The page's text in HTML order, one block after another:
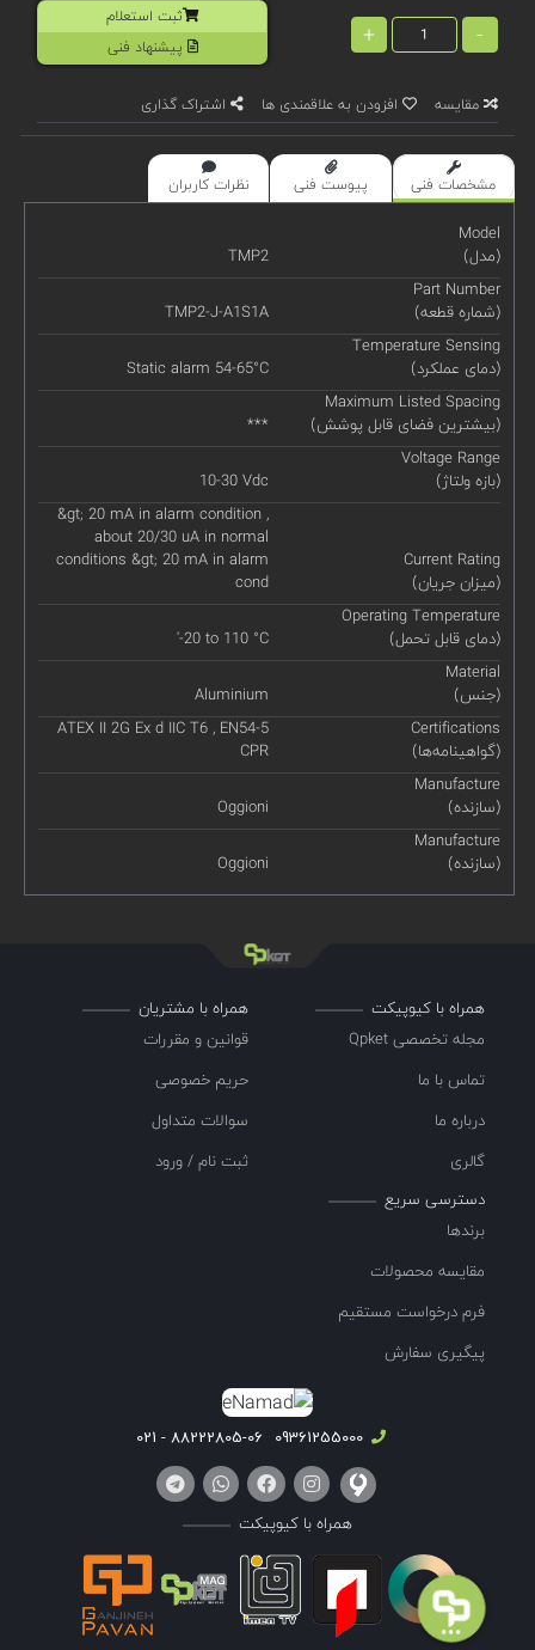
-
+
ثبت استعلام
پیشنهاد فنی
مقایسه افزودن به علاقمندی ها اشتراک گذاری
مشخصات فنی پیوست فنی نظرات کاربران
Model
(مدل)
TMP2
Part Number
(شماره قطعه)
TMP2-J-A1S1A
Temperature Sensing
(دمای عملکرد)
Static alarm 54-65°C
Maximum Listed Spacing
(بیشترین فضای قابل پوشش)
***
Voltage Range
(بازه ولتاژ)
10-30 Vdc
Current Rating
(میزان جریان)
&gt; 20 mA in alarm condition ,
about 20/30 uA in normal
conditions &gt; 20 mA in alarm
cond
Operating Temperature
(دمای قابل تحمل)
'-20 to 110 °C
Material
(جنس)
Aluminium
Certifications
(گواهینامه‌ها)
ATEX II 2G Ex d IIC T6 , EN54-5
CPR
Manufacture
(سازنده)
Oggioni
Manufacture
(سازنده)
Oggioni
همراه با کیوپیکت
مجله تخصصی Qpket
تماس با ما
درباره ما
گالری
همراه با مشتریان
قوانین و مقررات
حریم خصوصی
سوالات متداول
ثبت نام / ورود
دسترسی سریع
برندها
مقایسه محصولات
فرم درخواست مستقیم
پیگیری سفارش
09361255000
88222805-06 - 021
همراه با کیوپیکت